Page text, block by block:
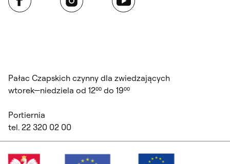
Pałac Czapskich czynny dla zwiedzających
wtorek—niedziela od 12⁰⁰ do 19⁰⁰
Portiernia
tel. 22 320 02 00